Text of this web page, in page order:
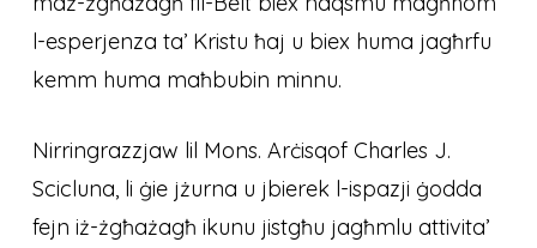
l-esperjenza ta’ Kristu ħaj u biex huma jagħrfu
kemm huma maħbubin minnu.
Nirringrazzjaw lil Mons. Arċisqof Charles J.
Scicluna, li ġie jżurna u jbierek l-ispazji ġodda
fejn iż-żgħażagħ ikunu jistgħu jagħmlu attivita’